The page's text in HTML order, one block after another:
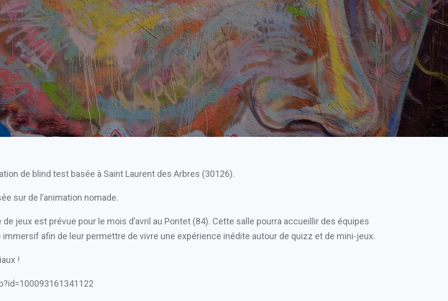
de blind test basée à Saint Laurent des Arbres (30126).
sur de l’animation nomade.
jeux est prévue pour le mois d’avril au Pontet (84). Cette salle pourra accueillir des équipes
afin de leur permettre de vivre une expérience inédite autour de quizz et de mini-jeux.
!